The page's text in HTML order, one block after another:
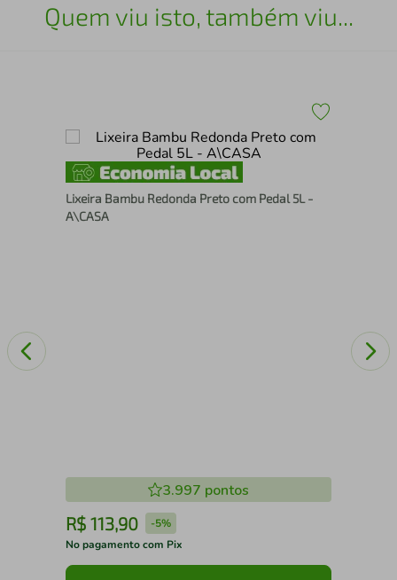
Quem viu isto, também viu...
Lixeira Bambu Redonda Preto com Pedal 5L -
A\CASA
3.997 pontos
R$ 113,90 -5%
No pagamento com Pix